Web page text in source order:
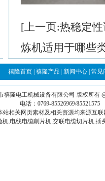
[上一页:热稳定
炼机适用于哪些
禧隆首页 禧隆产品 新闻中心 常见
禧隆电工机械设备有限公司 版权所有
电话：0769-85526969/
站相关网页素材及相关资源均来源互
,电线电缆削片机,交联电缆切片机,